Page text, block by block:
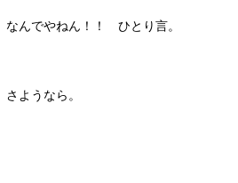
なんでやねん！！ ひとり言。
さようなら。